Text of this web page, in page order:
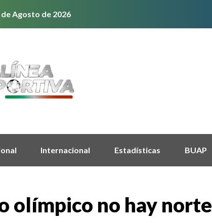
Agosto de 2026
Internacional Estadísticas BUAP
olímpico no hay